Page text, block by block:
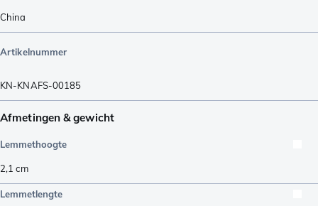
China
Artikelnummer
KN-KNAFS-00185
Afmetingen & gewicht
Lemmethoogte
2,1 cm
Lemmetlengte